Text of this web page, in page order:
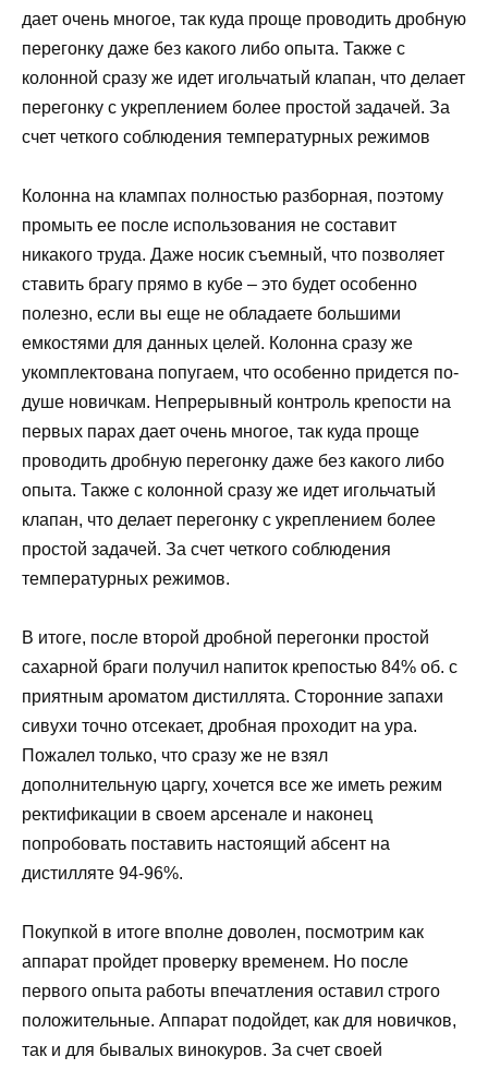
дает очень многое, так куда проще проводить дробную
перегонку даже без какого либо опыта. Также с
колонной сразу же идет игольчатый клапан, что делает
перегонку с укреплением более простой задачей. За
счет четкого соблюдения температурных режимов
Колонна на клампах полностью разборная, поэтому
промыть ее после использования не составит
никакого труда. Даже носик съемный, что позволяет
ставить брагу прямо в кубе – это будет особенно
полезно, если вы еще не обладаете большими
емкостями для данных целей. Колонна сразу же
укомплектована попугаем, что особенно придется по-
душе новичкам. Непрерывный контроль крепости на
первых парах дает очень многое, так куда проще
проводить дробную перегонку даже без какого либо
опыта. Также с колонной сразу же идет игольчатый
клапан, что делает перегонку с укреплением более
простой задачей. За счет четкого соблюдения
температурных режимов.
В итоге, после второй дробной перегонки простой
сахарной браги получил напиток крепостью 84% об. с
приятным ароматом дистиллята. Сторонние запахи
сивухи точно отсекает, дробная проходит на ура.
Пожалел только, что сразу же не взял
дополнительную царгу, хочется все же иметь режим
ректификации в своем арсенале и наконец
попробовать поставить настоящий абсент на
дистилляте 94-96%.
Покупкой в итоге вполне доволен, посмотрим как
аппарат пройдет проверку временем. Но после
первого опыта работы впечатления оставил строго
положительные. Аппарат подойдет, как для новичков,
так и для бывалых винокуров. За счет своей